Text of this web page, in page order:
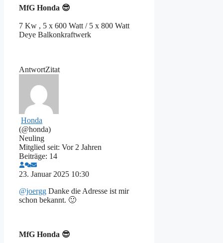
MfG Honda 😎
7 Kw , 5 x 600 Watt / 5 x 800 Watt
Deye Balkonkraftwerk
AntwortZitat
Honda
(@honda)
Neuling
Mitglied seit: Vor 2 Jahren
Beiträge: 14
23. Januar 2025 10:30
@joergg Danke die Adresse ist mir
schon bekannt. 🙂
MfG Honda 😎